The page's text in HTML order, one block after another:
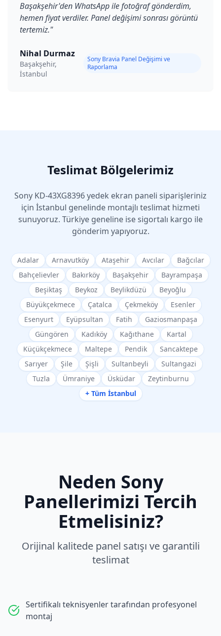
Başakşehir'den WhatsApp ile fotoğraf gönderdim,
hemen fiyat verdiler. Panel değişimi sonrası görüntü
tertemiz."
Nihal Durmaz
Başakşehir,
İstanbul
Sony Bravia Panel Değişimi ve
Raporlama
Teslimat Bölgelerimiz
Sony KD-43XG8396yedek ekran paneli siparişleriniz
için İstanbul genelinde montajlı teslimat hizmeti
sunuyoruz. Türkiye geneline ise sigortalı kargo ile
gönderim yapıyoruz.
Adalar Arnavutköy Ataşehir Avcılar
Bağcılar
Bahçelievler
Bakırköy Başakşehir
Bayrampaşa
Beşiktaş
Beykoz Beylikdüzü
Beyoğlu
Büyükçekmece
Çatalca Çekmeköy
Esenler
Esenyurt
Eyüpsultan Fatih
Gaziosmanpaşa
Güngören
Kadıköy Kağıthane
Kartal
Küçükçekmece
Maltepe Pendik
Sancaktepe
Sarıyer
Şile Şişli Sultanbeyli
Sultangazi
Tuzla
Ümraniye Üsküdar
Zeytinburnu
+ Tüm İstanbul
Neden Sony
Panellerimizi Tercih
Etmelisiniz?
Orijinal kalitede panel satışı ve garantili
teslimat
Sertifikalı teknisyenler tarafından profesyonel
montaj